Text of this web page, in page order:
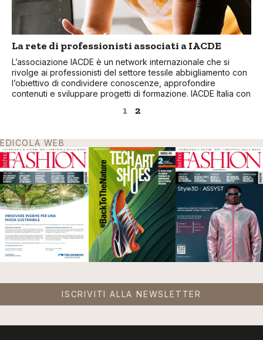
La rete di professionisti associati a IACDE
L’associazione IACDE è un network internazionale che si
rivolge ai professionisti del settore tessile abbigliamento con
l’obiettivo di condividere conoscenze, approfondire
contenuti e sviluppare progetti di formazione. IACDE Italia con
1 2
EDICOLA WEB
ISCRIVITI ALLA NEWSLETTER